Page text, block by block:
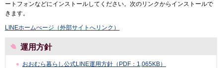
ートフォンなどにインストールしてください。次のリンクからインストールで
きます。
LINEホームぺージ（外部サイトへリンク）
運用方針
おおむら暮らし公式LINE運用方針（PDF：1,065KB）